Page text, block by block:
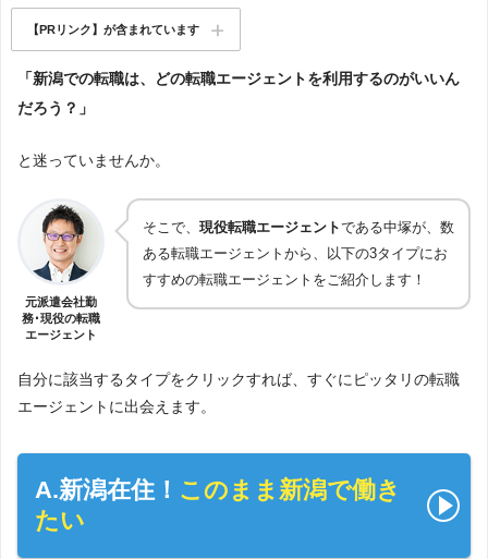
【PRリンク】が含まれています
「新潟での転職は、どの転職エージェントを利用するのがいいん
だろう？」
と迷っていませんか。
元派遣会社勤
務･現役の転職
エージェント
そこで、 現役転職エージェントである中塚が、数
ある転職エージェントから、以下の3タイプにお
すすめの転職エージェントをご紹介します！
自分に該当するタイプをクリックすれば、すぐにピッタリの転職
エージェントに出会えます。
A.新潟在住！ このまま新潟で働き
たい